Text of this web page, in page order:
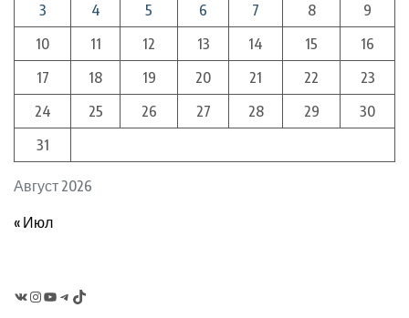
Август 2026
3
4 5 6 7 8
9
10
11 12 13 14 15
16
17
18 19 20 21 22
23
24
25 26 27 28 29
30
31
« Июл
Instagram
YouTubeTelegram
TikTok